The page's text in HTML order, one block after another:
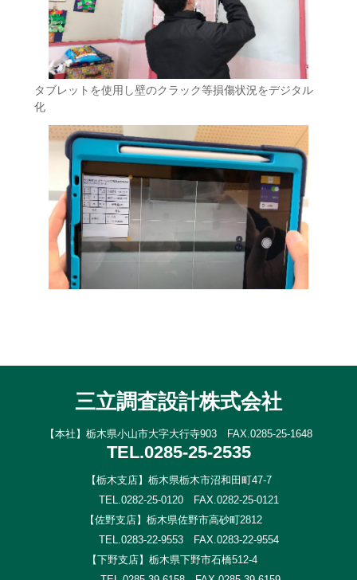
タブレットを使用し壁のクラック等損傷状況をデジタル
化
三立調査設計株式会社
【本社】栃木県小山市大字大行寺903 FAX.0285-25-1648
TEL.0285-25-2535
【栃木支店】栃木県栃木市沼和田町47-7
TEL.0282-25-0120 FAX.0282-25-0121
【佐野支店】栃木県佐野市高砂町2812
TEL.0283-22-9553 FAX.0283-22-9554
【下野支店】栃木県下野市石橋512-4